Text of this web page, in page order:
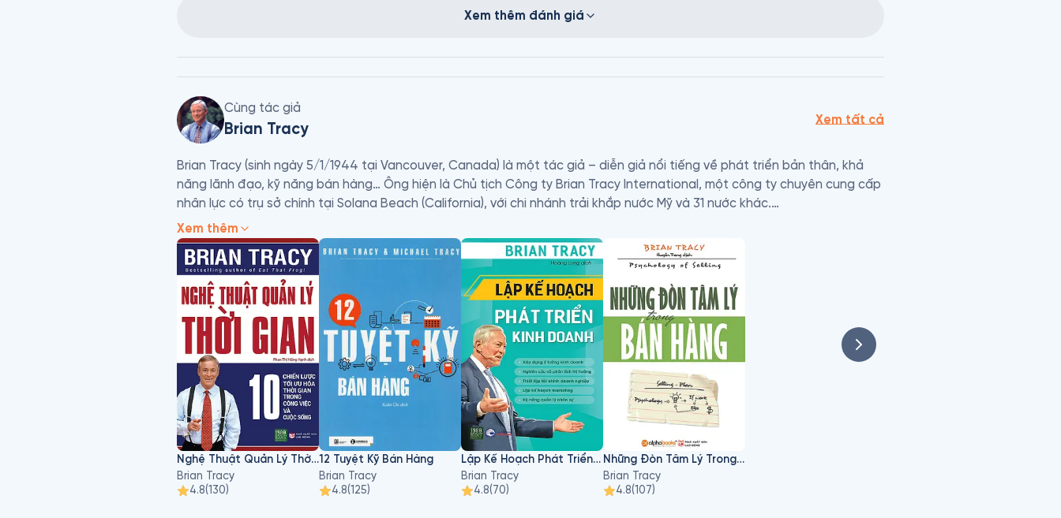
Xem thêm đánh giá
Cùng tác giả
Brian Tracy
Xem tất cả
Brian Tracy (sinh ngày 5/1/1944 tại Vancouver, Canada) là một tác giả – diễn giả nổi tiếng về phát triển bản thân, khả
năng lãnh đạo, kỹ năng bán hàng… Ông hiện là Chủ tịch Công ty Brian Tracy International, một công ty chuyên cung cấp
nhân lực có trụ sở chính tại Solana Beach (California), với chi nhánh trải khắp nước Mỹ và 31 nước khác.
Brian Tracy là một tác giả nổi tiếng trên toàn thế giới trong tất cả các lĩnh vực liên quan đến phát triển bản thân và
phát triển sự nghiệp. Ông đã giữ vị trí của một nhà lãnh đạo hàng đầu trong suốt nhiều thập kỷ qua. Không có ai biết về
mọi khía cạnh của quy trình bán hàng nhiều hơn ông, và trong cuốn sách tuyệt vời này, ông đã giải thích lý do tại sao
ông là một người bán hàng tài ba đồng thời là một giáo viên cực kỳ chuyên nghiệp chuyên dạy một môn nghệ thuật
quan trọng nhất của cuộc sống – nghệ thuật thuyết phục tích cực.
Xem thêm
Nghệ Thuật Quản Lý Thời Gian
Brian Tracy
4.8(130)
12 Tuyệt Kỹ Bán Hàng
Brian Tracy
4.8(125)
Lập Kế Hoạch Phát Triển Kinh Doanh
Brian Tracy
4.8(70)
Những Đòn Tâm Lý Trong Bán Hàng
Brian Tracy
4.8(107)